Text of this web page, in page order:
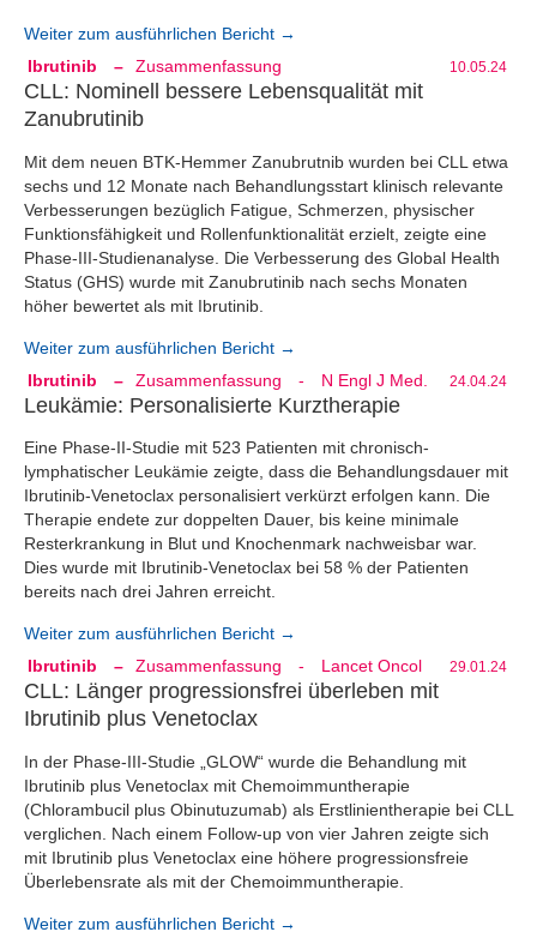
Weiter zum ausführlichen Bericht →
Ibrutinib
– Zusammenfassung 10.05.24
CLL: Nominell bessere Lebensqualität mit
Zanubrutinib
Mit dem neuen BTK-Hemmer Zanubrutnib wurden bei CLL etwa
sechs und 12 Monate nach Behandlungsstart klinisch relevante
Verbesserungen bezüglich Fatigue, Schmerzen, physischer
Funktionsfähigkeit und Rollenfunktionalität erzielt, zeigte eine
Phase-III-Studienanalyse. Die Verbesserung des Global Health
Status (GHS) wurde mit Zanubrutinib nach sechs Monaten
höher bewertet als mit Ibrutinib.
Weiter zum ausführlichen Bericht →
Ibrutinib
– Zusammenfassung - N Engl J Med. 24.04.24
Leukämie: Personalisierte Kurztherapie
Eine Phase-II-Studie mit 523 Patienten mit chronisch-
lymphatischer Leukämie zeigte, dass die Behandlungsdauer mit
Ibrutinib-Venetoclax personalisiert verkürzt erfolgen kann. Die
Therapie endete zur doppelten Dauer, bis keine minimale
Resterkrankung in Blut und Knochenmark nachweisbar war.
Dies wurde mit Ibrutinib-Venetoclax bei 58 % der Patienten
bereits nach drei Jahren erreicht.
Weiter zum ausführlichen Bericht →
Ibrutinib
– Zusammenfassung - Lancet Oncol 29.01.24
CLL: Länger progressionsfrei überleben mit
Ibrutinib plus Venetoclax
In der Phase-III-Studie „GLOW“ wurde die Behandlung mit
Ibrutinib plus Venetoclax mit Chemoimmuntherapie
(Chlorambucil plus Obinutuzumab) als Erstlinientherapie bei CLL
verglichen. Nach einem Follow-up von vier Jahren zeigte sich
mit Ibrutinib plus Venetoclax eine höhere progressionsfreie
Überlebensrate als mit der Chemoimmuntherapie.
Weiter zum ausführlichen Bericht →